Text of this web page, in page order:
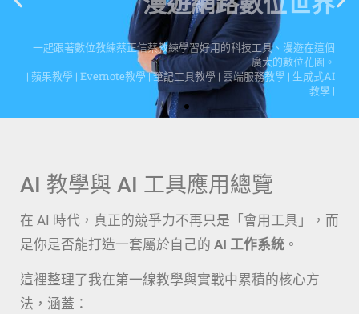
教學 |
點擊這裡
AI 教學與 AI 工具應用總覽
在 AI 時代，真正的競爭力不再只是「會用工具」，而
是你是否能打造一套屬於自己的 AI 工作系統 。
這裡整理了我在第一線教學與實戰中累積的核心方
法，涵蓋：